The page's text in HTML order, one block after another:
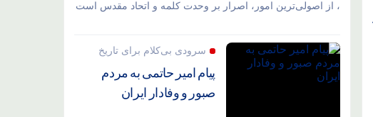
، از اصولی‌ترین امور، اصرار بر وحدت کلمه و اتحاد مقدس است
سرودی بی‌کلام برای تاریخ
پیام امیر حاتمی به مردم
صبور و وفادار ایران